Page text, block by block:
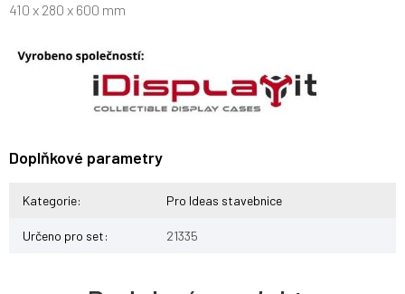
410 x 280 x 600 mm
Doplňkové parametry
Kategorie: Pro Ideas stavebnice
Určeno pro set: 21335